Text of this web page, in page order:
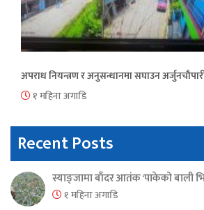
अपराध नियन्त्रण र अनुसन्धानमा सघाउन
१ महिना अगाडि
Recent Posts
स्याङ्जामा बाँदर आतंक ‘पाकेको बाली
१ महिना अगाडि